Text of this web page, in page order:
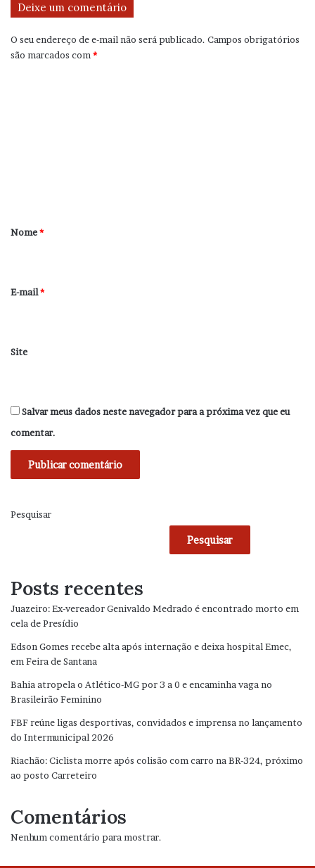
Deixe um comentário
O seu endereço de e-mail não será publicado. Campos obrigatórios
são marcados com*
r
*
Nome*
E-mail*
Site
Salvar meus dados neste navegador para a próxima vez que eu
comentar.
Pesquisar
Pesquisar
Posts recentes
Juazeiro: Ex-vereador Genivaldo Medrado é encontrado morto em
cela de Presídio
Edson Gomes recebe alta após internação e deixa hospital Emec,
em Feira de Santana
Bahia atropela o Atlético-MG por 3 a 0 e encaminha vaga no
Brasileirão Feminino
FBF reúne ligas desportivas, convidados e imprensa no lançamento
do Intermunicipal 2026
Riachão: Ciclista morre após colisão com carro na BR-324, próximo
ao posto Carreteiro
Comentários
Nenhum comentário para mostrar.